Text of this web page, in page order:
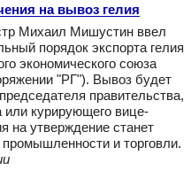
на вывоз гелия
Михаил Мишустин ввел
порядок экспорта гелия
экономического союза
"РГ"). Вывоз будет
правительства,
или курирующего вице-
на утверждение станет
и торговли.